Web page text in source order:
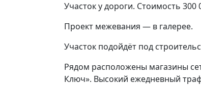
Участок у дороги. Стоимость 300
Проект межевания — в галерее.
Участок подойдёт под
Рядом расположены магазины
Ключ». Высокий ежедневный